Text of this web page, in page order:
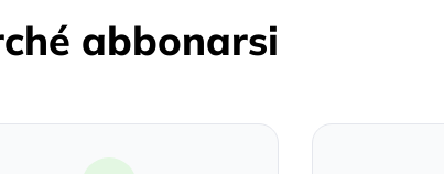
abbonarsi